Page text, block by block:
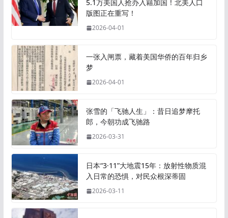
5.1万美国人抢办入籍加国！北美人口
版图正在重写！
2026-04-01
一张入闸票，藏着美国华侨的百年归乡
梦
2026-04-01
张雪的「飞驰人生」：昔日追梦摩托
郎，今朝功成飞驰路
2026-03-31
日本“3·11”大地震15年：放射性物质混
入日常的恐惧，对民众根深蒂固
2026-03-11